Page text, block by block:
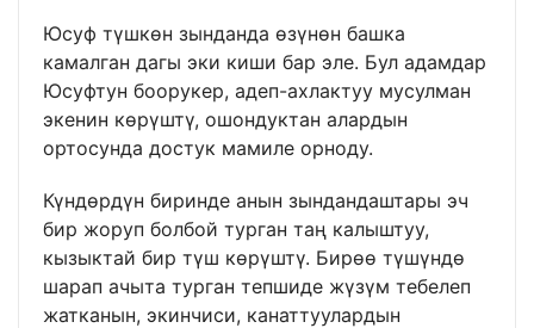
Юсуф түшкөн зынданда өзүнөн башка
камалган дагы эки киши бар эле. Бул адамдар
Юсуфтун боорукер, адеп-ахлактуу мусулман
экенин көрүштү, ошондуктан алардын
ортосунда достук мамиле орноду.
Күндөрдүн биринде анын зындандаштары эч
бир жоруп болбой турган таң калыштуу,
кызыктай бир түш көрүштү. Бирөө түшүндө
шарап ачыта турган тепшиде жүзүм тебелеп
жатканын, экинчиси, канаттуулардын